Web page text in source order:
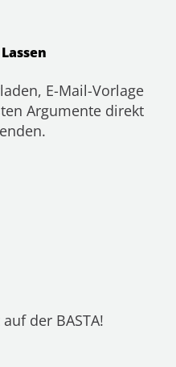
E-Mail-Vorlage
Argumente direkt
der BASTA!